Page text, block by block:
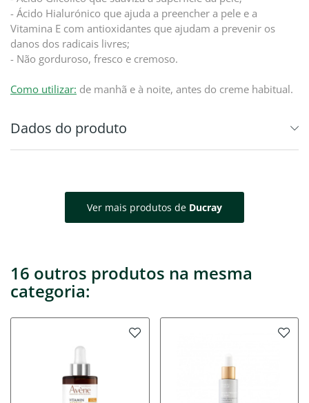
- Ácido Hialurónico que ajuda a preencher a pele e a
Vitamina E com antioxidantes que ajudam a prevenir os
danos dos radicais livres;
- Não gorduroso, fresco e cremoso.
Como utilizar: de manhã e à noite, antes do creme habitual.
Dados do produto
Ver mais produtos de Ducray
16 outros produtos na mesma
categoria: